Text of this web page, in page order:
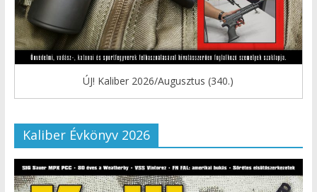
ÚJ! Kaliber 2026/Augusztus (340.)
Kaliber Évkönyv 2026